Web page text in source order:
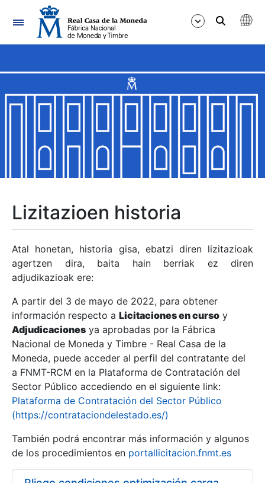
Nabigazioa
Erakutsi/Ezkutatu
Erakutsi/Ezkutatu
Erakutsi/Ezkutatu
Erakutsi/Ezkutatu
Erakutsi/Ezkutatu
Erakutsi/Ezkutatu
Erakutsi/Ezkutatu
Lizitazioen historia
Atal honetan, historia gisa, ebatzi diren lizitazioak
agertzen dira, baita hain berriak ez diren
adjudikazioak ere:
A partir del 3 de mayo de 2022, para obtener
información respecto a Licitaciones en curso y
Adjudicaciones ya aprobadas por la Fábrica
Nacional de Moneda y Timbre - Real Casa de la
Moneda, puede acceder al perfil del contratante del
a FNMT-RCM en la Plataforma de Contratación del
Sector Público accediendo en el siguiente link:
Plataforma de Contratación del Sector Público
(https://contrataciondelestado.es/)
También podrá encontrar más información y algunos
de los procedimientos en portallicitacion.fnmt.es